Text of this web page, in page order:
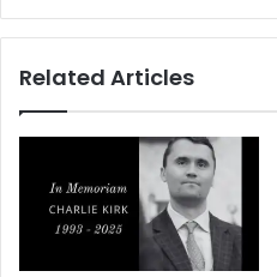
Related Articles